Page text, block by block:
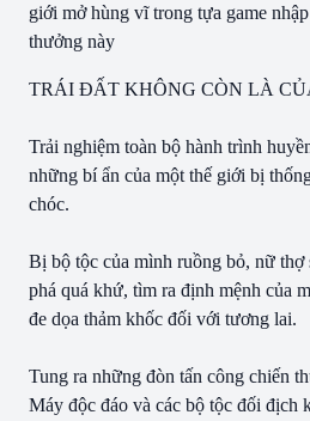
giới mở hùng vĩ trong tựa game
thưởng này
TRÁI ĐẤT KHÔNG CÒN LÀ
Trải nghiệm toàn bộ hành trình
những bí ẩn của một thế giới bị
chóc.
Bị bộ tộc của mình ruồng bỏ, nữ thợ
phá quá khứ, tìm ra định mệnh của
đe dọa thảm khốc đối với tương lai.
Tung ra những đòn tấn công chiến
Máy độc đáo và các bộ tộc đối địch